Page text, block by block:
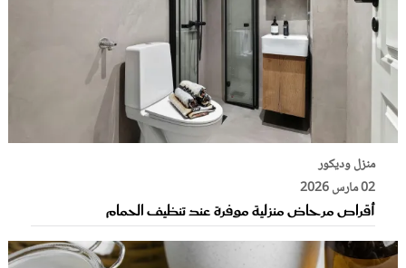
منزل وديكور
02 مارس 2026
أقراص مرحاض منزلية موفرة عند تنظيف الحمام